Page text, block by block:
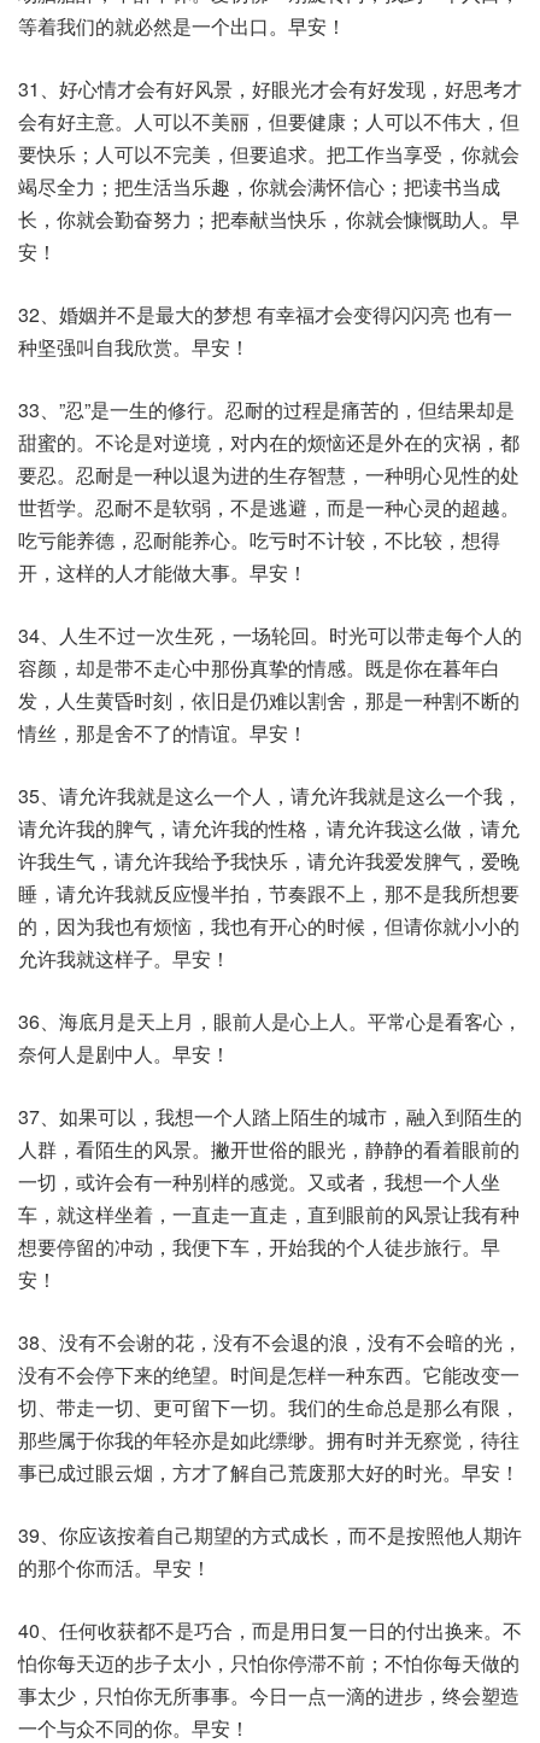
等着我们的就必然是一个出口。早安！
31、好心情才会有好风景，好眼光才会有好发现，好思考才
会有好主意。人可以不美丽，但要健康；人可以不伟大，但
要快乐；人可以不完美，但要追求。把工作当享受，你就会
竭尽全力；把生活当乐趣，你就会满怀信心；把读书当成
长，你就会勤奋努力；把奉献当快乐，你就会慷慨助人。早
安！
32、婚姻并不是最大的梦想 有幸福才会变得闪闪亮 也有一
种坚强叫自我欣赏。早安！
33、”忍”是一生的修行。忍耐的过程是痛苦的，但结果却是
甜蜜的。不论是对逆境，对内在的烦恼还是外在的灾祸，都
要忍。忍耐是一种以退为进的生存智慧，一种明心见性的处
世哲学。忍耐不是软弱，不是逃避，而是一种心灵的超越。
吃亏能养德，忍耐能养心。吃亏时不计较，不比较，想得
开，这样的人才能做大事。早安！
34、人生不过一次生死，一场轮回。时光可以带走每个人的
容颜，却是带不走心中那份真挚的情感。既是你在暮年白
发，人生黄昏时刻，依旧是仍难以割舍，那是一种割不断的
情丝，那是舍不了的情谊。早安！
35、请允许我就是这么一个人，请允许我就是这么一个我，
请允许我的脾气，请允许我的性格，请允许我这么做，请允
许我生气，请允许我给予我快乐，请允许我爱发脾气，爱晚
睡，请允许我就反应慢半拍，节奏跟不上，那不是我所想要
的，因为我也有烦恼，我也有开心的时候，但请你就小小的
允许我就这样子。早安！
36、海底月是天上月，眼前人是心上人。平常心是看客心，
奈何人是剧中人。早安！
37、如果可以，我想一个人踏上陌生的城市，融入到陌生的
人群，看陌生的风景。撇开世俗的眼光，静静的看着眼前的
一切，或许会有一种别样的感觉。又或者，我想一个人坐
车，就这样坐着，一直走一直走，直到眼前的风景让我有种
想要停留的冲动，我便下车，开始我的个人徒步旅行。早
安！
38、没有不会谢的花，没有不会退的浪，没有不会暗的光，
没有不会停下来的绝望。时间是怎样一种东西。它能改变一
切、带走一切、更可留下一切。我们的生命总是那么有限，
那些属于你我的年轻亦是如此缥缈。拥有时并无察觉，待往
事已成过眼云烟，方才了解自己荒废那大好的时光。早安！
39、你应该按着自己期望的方式成长，而不是按照他人期许
的那个你而活。早安！
40、任何收获都不是巧合，而是用日复一日的付出换来。不
怕你每天迈的步子太小，只怕你停滞不前；不怕你每天做的
事太少，只怕你无所事事。今日一点一滴的进步，终会塑造
一个与众不同的你。早安！